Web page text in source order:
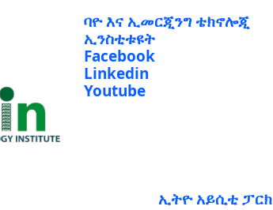
ባዮ እና ኢመርጂንግ ቴክኖሎጂ
ኢንስቲቱዩት
Facebook
Linkedin
Youtube
ኢትዮ አይሲቲ ፓርክ